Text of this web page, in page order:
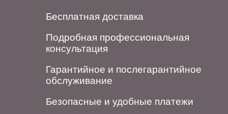
Бесплатная доставка
Подробная профессиональная
консультация
Гарантийное и послегарантийное
обслуживание
Безопасные и удобные платежи